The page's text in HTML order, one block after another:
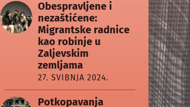
Obespravljene i
nezaštićene:
Migrantske radnice
kao robinje u
Zaljevskim
zemljama
27. SVIBNJA 2024.
Potkopavanja